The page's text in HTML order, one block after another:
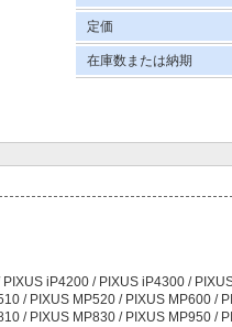
定価
在庫数または納期
iP4200 / PIXUS iP4300 /
MP520 / PIXUS MP600 /
MP830 / PIXUS MP950 /